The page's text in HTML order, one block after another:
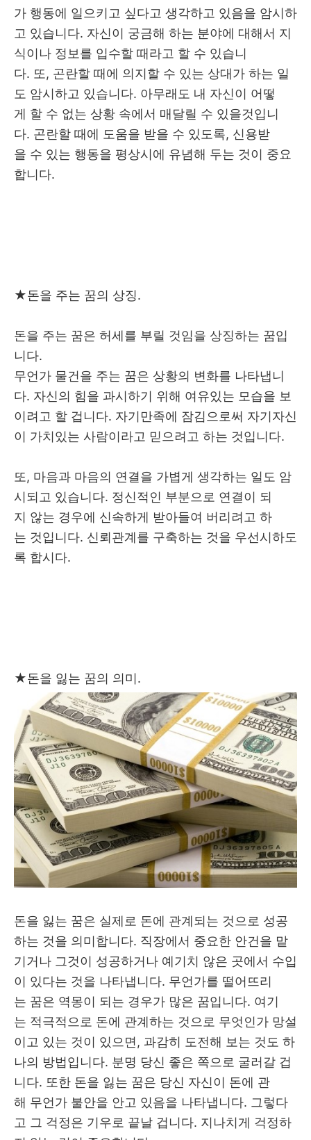
가 행동에 일으키고 싶다고 생각하고 있음을 암시하
고 있습니다. 자신이 궁금해 하는 분야에 대해서 지
식이나 정보를 입수할 때라고 할 수 있습니
다. 또, 곤란할 때에 의지할 수 있는 상대가 하는 일
도 암시하고 있습니다. 아무래도 내 자신이 어떻
게 할 수 없는 상황 속에서 매달릴 수 있을것입니
다. 곤란할 때에 도움을 받을 수 있도록, 신용받
을 수 있는 행동을 평상시에 유념해 두는 것이 중요
합니다.
★돈을 주는 꿈의 상징.
돈을 주는 꿈은 허세를 부릴 것임을 상징하는 꿈입
니다.
무언가 물건을 주는 꿈은 상황의 변화를 나타냅니
다. 자신의 힘을 과시하기 위해 여유있는 모습을 보
이려고 할 겁니다. 자기만족에 잠김으로써 자기자신
이 가치있는 사람이라고 믿으려고 하는 것입니다.
또, 마음과 마음의 연결을 가볍게 생각하는 일도 암
시되고 있습니다. 정신적인 부분으로 연결이 되
지 않는 경우에 신속하게 받아들여 버리려고 하
는 것입니다. 신뢰관계를 구축하는 것을 우선시하도
록 합시다.
★돈을 잃는 꿈의 의미.
돈을 잃는 꿈은 실제로 돈에 관계되는 것으로 성공
하는 것을 의미합니다. 직장에서 중요한 안건을 맡
기거나 그것이 성공하거나 예기치 않은 곳에서 수입
이 있다는 것을 나타냅니다. 무언가를 떨어뜨리
는 꿈은 역몽이 되는 경우가 많은 꿈입니다. 여기
는 적극적으로 돈에 관계하는 것으로 무엇인가 망설
이고 있는 것이 있으면, 과감히 도전해 보는 것도 하
나의 방법입니다. 분명 당신 좋은 쪽으로 굴러갈 겁
니다. 또한 돈을 잃는 꿈은 당신 자신이 돈에 관
해 무언가 불안을 안고 있음을 나타냅니다. 그렇다
고 그 걱정은 기우로 끝날 겁니다. 지나치게 걱정하